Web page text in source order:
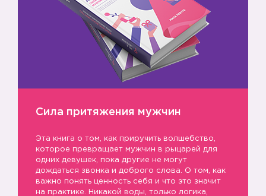
Сила притяжения мужчин
Эта книга о том, как приручить волшебство,
которое превращает мужчин в рыцарей для
одних девушек, пока другие не могут
дождаться звонка и доброго слова. О том, как
важно понять ценность себя и что это значит
на практике. Никакой воды, только логика,